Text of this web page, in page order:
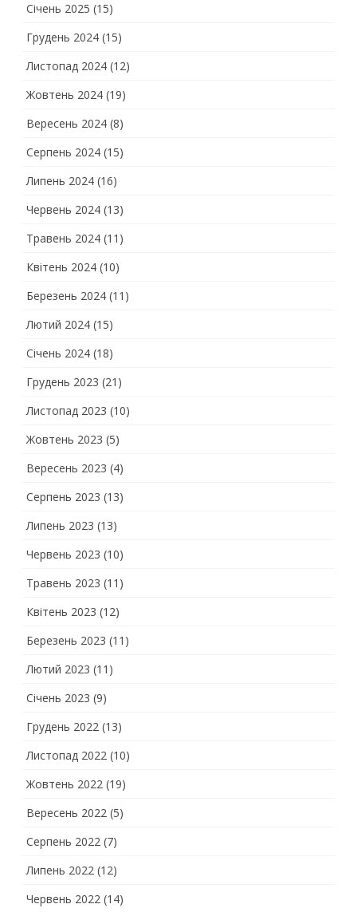
Січень 2025 (15)
Грудень 2024 (15)
Листопад 2024 (12)
Жовтень 2024 (19)
Вересень 2024 (8)
Серпень 2024 (15)
Липень 2024 (16)
Червень 2024 (13)
Травень 2024 (11)
Квітень 2024 (10)
Березень 2024 (11)
Лютий 2024 (15)
Січень 2024 (18)
Грудень 2023 (21)
Листопад 2023 (10)
Жовтень 2023 (5)
Вересень 2023 (4)
Серпень 2023 (13)
Липень 2023 (13)
Червень 2023 (10)
Травень 2023 (11)
Квітень 2023 (12)
Березень 2023 (11)
Лютий 2023 (11)
Січень 2023 (9)
Грудень 2022 (13)
Листопад 2022 (10)
Жовтень 2022 (19)
Вересень 2022 (5)
Серпень 2022 (7)
Липень 2022 (12)
Червень 2022 (14)